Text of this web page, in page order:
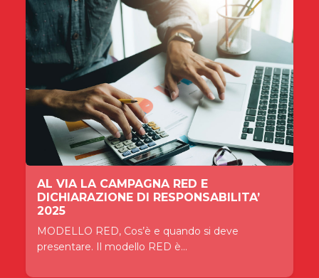
AL VIA LA CAMPAGNA RED E
DICHIARAZIONE DI RESPONSABILITA’
2025
MODELLO RED, Cos’è e quando si deve
presentare. Il modello RED è...